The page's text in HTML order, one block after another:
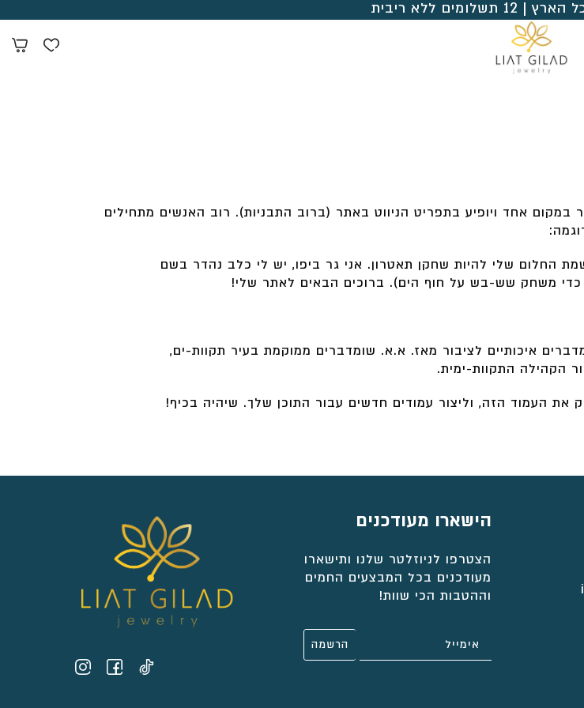
ללא ריבית
במקום אחד ויופיע בתפריט הניווט באתר (ברוב התבניות). רוב האנשים מתחילים
החלום שלי להיות שחקן תאטרון. אני גר ביפו, יש לי כלב נהדר בשם
כדי משחק שש-בש על חוף הים). ברוכים הבאים לאתר שלי!
בשנת 1971, והיא מספקת שומדברים איכותיים לציבור מאז. א.א. שומדברים ממוקמת בעיר תקוות-ים,
את העמוד הזה, וליצור עמודים חדשים עבור התוכן שלך. שיהיה בכיף!
הישארו מעודכנים
הצטרפו לניוזלטר שלנו ותישארו
מעודכנים בכל המבצעים החמים
וההטבות הכי שוות!